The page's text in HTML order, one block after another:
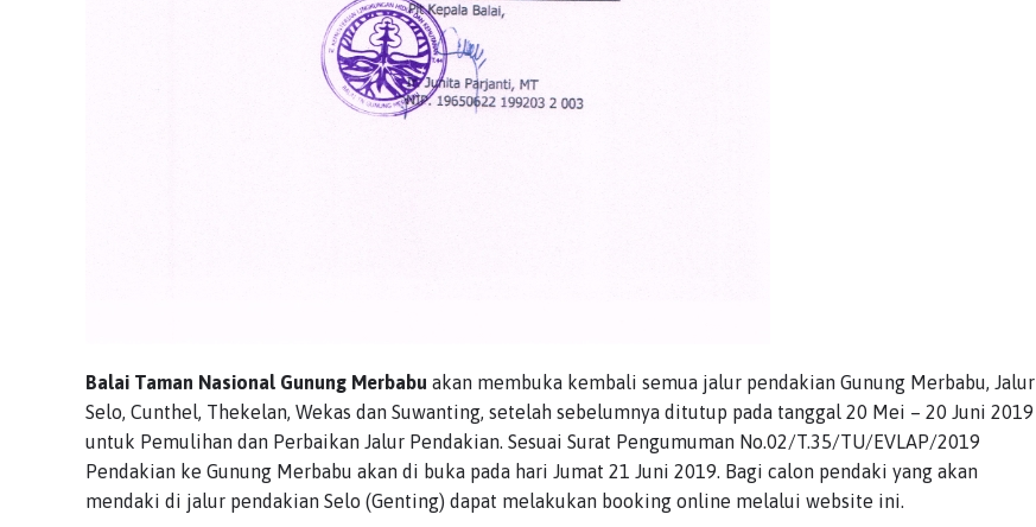
Balai Taman Nasional Gunung Merbabu akan membuka kembali semua jalur pendakian Gunung Merbabu, Jalur
Selo, Cunthel, Thekelan, Wekas dan Suwanting, setelah sebelumnya ditutup pada tanggal 20 Mei – 20 Juni 2019
untuk Pemulihan dan Perbaikan Jalur Pendakian. Sesuai Surat Pengumuman No.02/T.35/TU/EVLAP/2019
Pendakian ke Gunung Merbabu akan di buka pada hari Jumat 21 Juni 2019. Bagi calon pendaki yang akan
mendaki di jalur pendakian Selo (Genting) dapat melakukan booking online melalui website ini.